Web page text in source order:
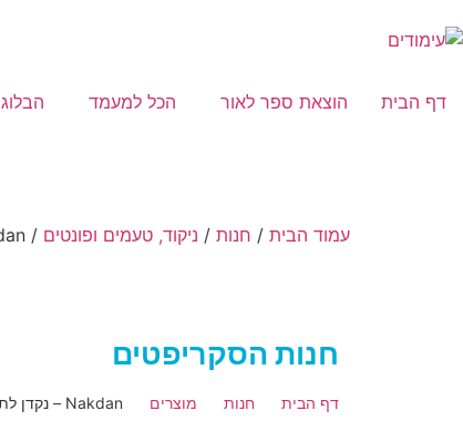
דף הבית הוצאת ספר לאור הכל למעמד הבלוג
עמוד הבית / חנות / ניקוד, טעמים ופונטים / Nakdan – נקדן לתג
חנות הסקריפטים
דף הבית חנות מוצרים Nakdan – נקדן לתג